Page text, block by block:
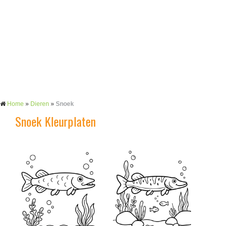
Home » Dieren » Snoek
Snoek Kleurplaten